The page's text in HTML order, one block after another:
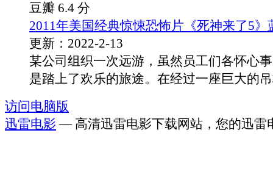
豆瓣 6.4 分
2011年美国经典惊悚恐怖片《死神来了5》
更新：2022-2-13
某公司组织一次远游，虽然员工们各怀心
是踏上了欢乐的旅途。在经过一座巨大的
访问电脑版
迅雷电影 — 高清迅雷电影下载网站，您的迅雷